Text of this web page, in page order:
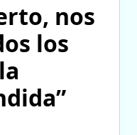
nos
los